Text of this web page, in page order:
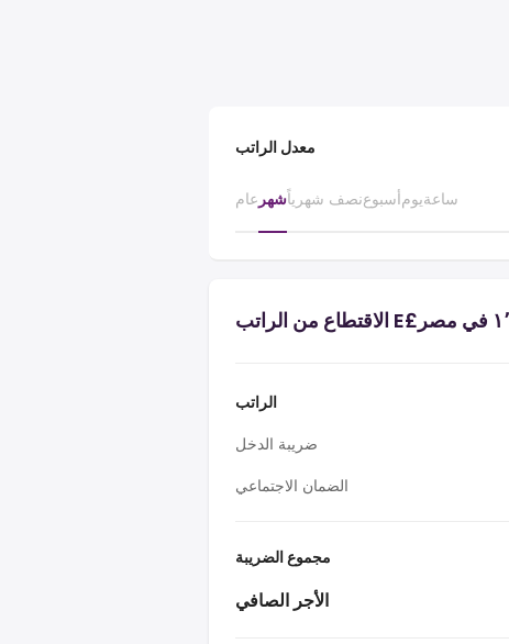
معدل الراتب
عام شهرنصف شهرياًأسبوعيومساعة
الراتب
ضريبة الدخل
الضمان الاجتماعي
مجموع الضريبة
الأجر الصافي